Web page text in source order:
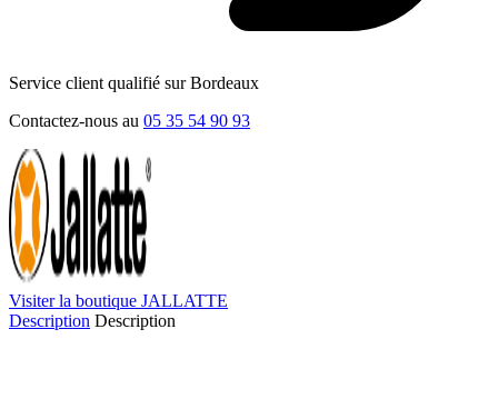
Service client qualifié sur Bordeaux
Contactez-nous au 05 35 54 90 93
Visiter la boutique JALLATTE
Description Description